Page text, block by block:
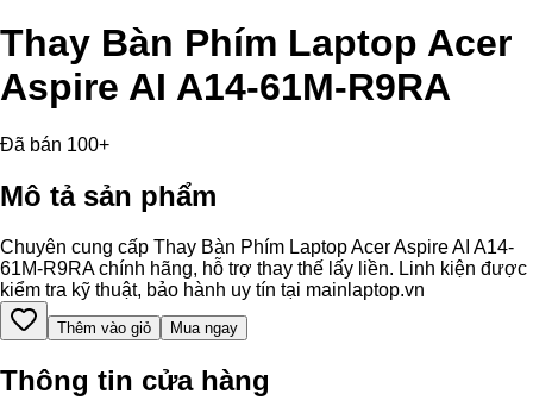
Thay Bàn Phím Laptop Acer
Aspire AI A14-61M-R9RA
Đã bán 100+
Mô tả sản phẩm
Chuyên cung cấp Thay Bàn Phím Laptop Acer Aspire AI A14-
61M-R9RA chính hãng, hỗ trợ thay thế lấy liền. Linh kiện được
kiểm tra kỹ thuật, bảo hành uy tín tại mainlaptop.vn
Thêm vào giỏ Mua ngay
Thông tin cửa hàng